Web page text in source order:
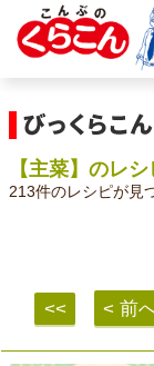
【主菜】のレシ
213件のレシピが見
<< < 前